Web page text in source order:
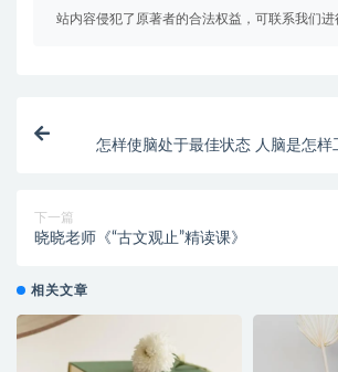
站内容侵犯了原著者的合法权益，可联系我们进
怎样使脑处于最佳状态 人脑是怎样
下一篇
晓晓老师《“古文观止”精读课》
相关文章